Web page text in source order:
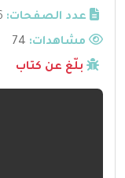
عدد الصفحات:
مشاهدات:
بلّغ عن كتاب